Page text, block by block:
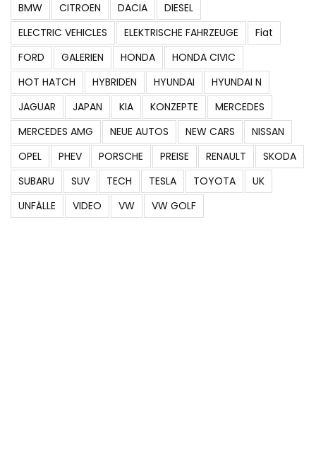
BMW
CITROEN DACIA
DIESEL
ELECTRIC VEHICLES
ELEKTRISCHE FAHRZEUGE
Fiat
FORD
GALERIEN HONDA
HONDA CIVIC
HOT HATCH
HYBRIDEN HYUNDAI
HYUNDAI N
JAGUAR
JAPAN KIA KONZEPTE
MERCEDES
MERCEDES AMG
NEUE AUTOS NEW CARS
NISSAN
OPEL
PHEV PORSCHE PREISE RENAULT
SKODA
SUBARU
SUV TECH TESLA TOYOTA
UK
UNFÄLLE
VIDEO VW VW GOLF